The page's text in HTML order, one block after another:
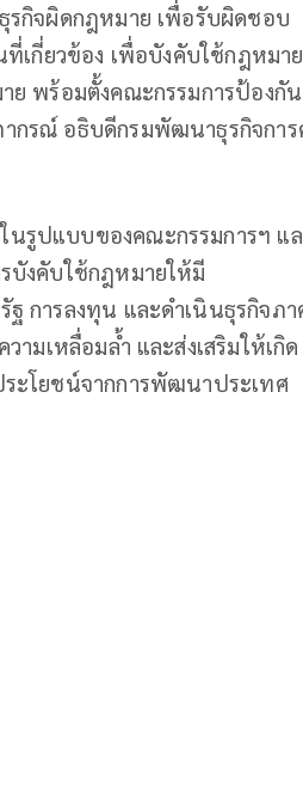
รกิจผิดกฎหมาย เพื่อรับผิดชอบ
ที่เกี่ยวข้อง เพื่อบังคับใช้กฎหมาย
ย พร้อมตั้งคณะกรรมการป้องกัน
กรณ์ อธิบดีกรมพัฒนาธุรกิจการ
นรูปแบบของคณะกรรมการฯ แ
บังคับใช้กฎหมายให้มี
การลงทุน และดำเนินธุรกิจภา
ามเหลื่อมล้ำ และส่งเสริมให้เกิด
ะโยชน์จากการพัฒนาประเทศ